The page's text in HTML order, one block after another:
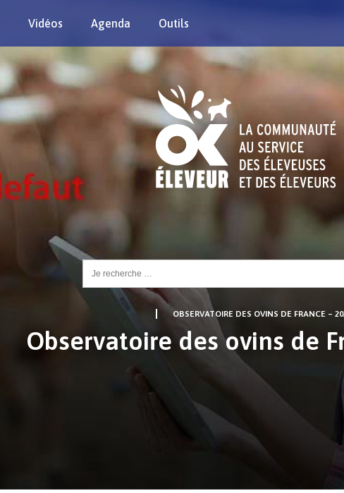
Vidéos Agenda Outils
Rechercher :
OBSERVATOIRE DES OVINS DE FRANCE –
Observatoire des ovins de